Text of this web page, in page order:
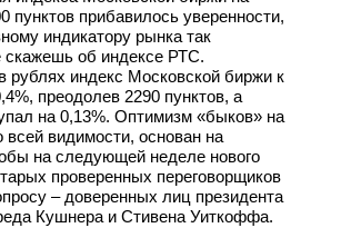
пунктов прибавилось уверенности,
индикатору рынка так
скажешь об индексе РТС.
рублях индекс Московской биржи к
преодолев 2290 пунктов, а
на 0,13%. Оптимизм «быков» на
видимости, основан на
на следующей неделе нового
проверенных переговорщиков
– доверенных лиц президента
Кушнера и Стивена Уиткоффа.